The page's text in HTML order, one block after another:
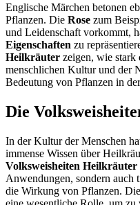
Englische Märchen betonen
Pflanzen. Die Rose zum
und Leidenschaft vorkommt,
Eigenschaften zu
Heilkräuter zeigen, wie stark
menschlichen Kultur und der
Bedeutung von Pflanzen in
Die
In der Kultur der Menschen
immense Wissen über
Volksweisheiten Heilkräuter
Anwendungen, sondern auch
die Wirkung von Pflanzen. Die